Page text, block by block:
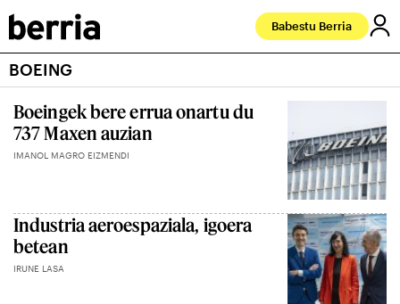
Babestu Berria
BOEING
Boeingek bere errua onartu du
737 Maxen auzian
IMANOL MAGRO EIZMENDI
Industria aeroespaziala, igoera
betean
IRUNE LASA